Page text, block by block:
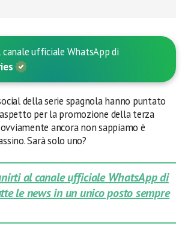
ufficiale WhatsApp di
della serie spagnola hanno puntato
per la promozione della terza
ancora non sappiamo è
Sarà solo uno?
al canale ufficiale WhatsApp di
le news in un unico posto sempre